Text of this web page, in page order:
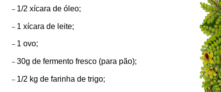
– 1/2 xícara de óleo;
– 1 xícara de leite;
– 1 ovo;
– 30g de fermento fresco (para pão);
– 1/2 kg de farinha de trigo;